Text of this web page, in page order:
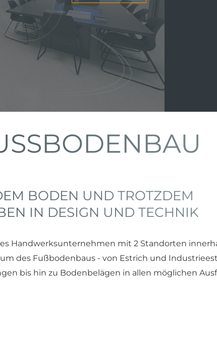
BODEN UND TROTZDEM
IN DESIGN UND TECHNIK
Handwerksunternehmen mit 2 Standorten
des Fußbodenbaus - von Estrich und
bis hin zu Bodenbelägen in allen möglichen